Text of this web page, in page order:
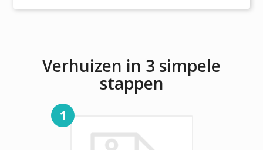
Verhuizen in 3 simpele
stappen
1